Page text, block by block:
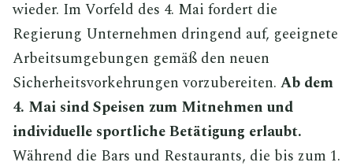
wieder. Im Vorfeld des 4. Mai fordert die
Regierung Unternehmen dringend auf, geeignete
Arbeitsumgebungen gemäß den neuen
Sicherheitsvorkehrungen vorzubereiten. Ab dem
4. Mai sind Speisen zum Mitnehmen und
individuelle sportliche Betätigung erlaubt.
Während die Bars und Restaurants, die bis zum 1.